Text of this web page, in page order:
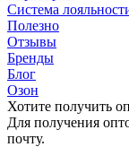
Система
Полезно
Отзывы
Бренды
Блог
Озон
Хотите получить
Для получения
почту.